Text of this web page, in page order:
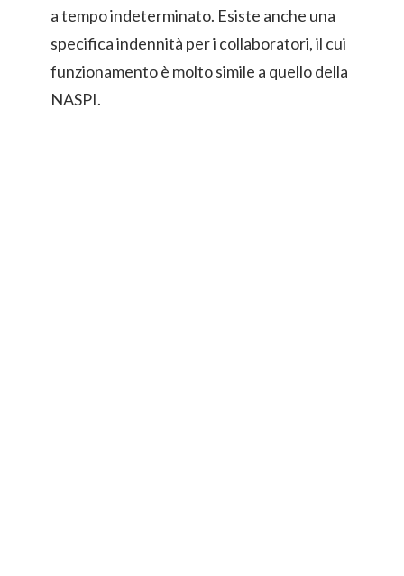
a tempo indeterminato. Esiste anche una
specifica indennità per i collaboratori, il cui
funzionamento è molto simile a quello della
NASPI.